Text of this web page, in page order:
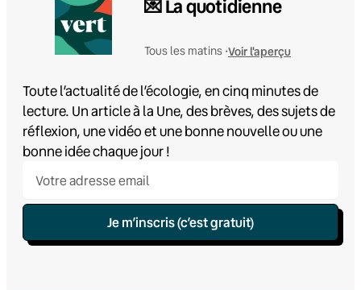
💌 La quotidienne
Tous les matins •Voir l'aperçu
Toute l’actualité de l’écologie, en cinq minutes de
lecture. Un article à la Une, des brèves, des sujets de
réflexion, une vidéo et une bonne nouvelle ou une
bonne idée chaque jour !
Je m’inscris (c’est gratuit)